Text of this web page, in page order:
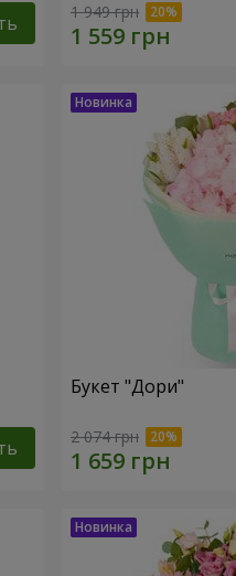
1 949 грн
Букет "Дори"
2 074 грн